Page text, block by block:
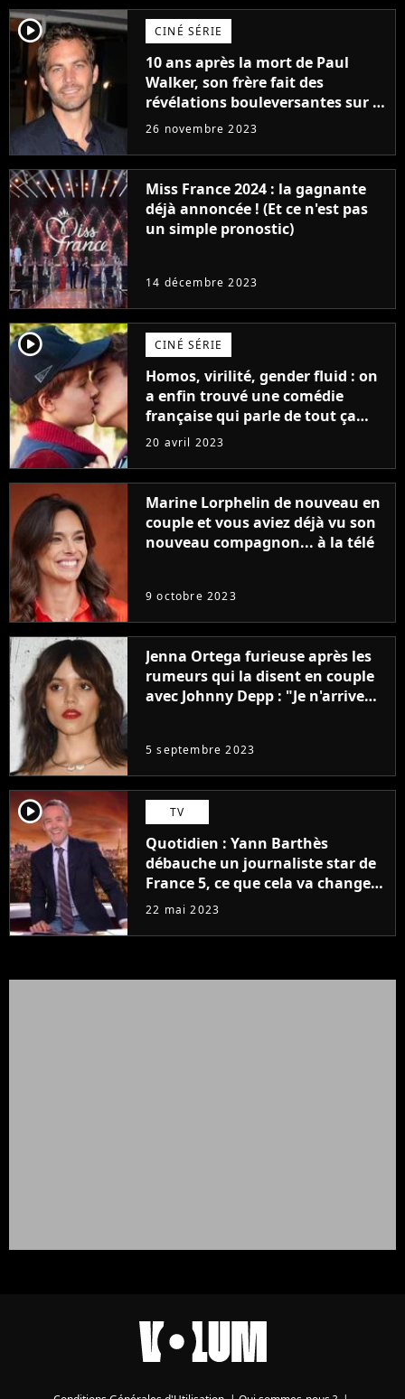
player2 CINÉ SÉRIE
10 ans après la mort de Paul
Walker, son frère fait des
révélations bouleversantes sur la
réaction des acteurs de Fast and
26 novembre 2023
Miss France 2024 : la gagnante
déjà annoncée ! (Et ce n'est pas
un simple pronostic)
14 décembre 2023
player2 CINÉ SÉRIE
Homos, virilité, gender fluid : on
a enfin trouvé une comédie
française qui parle de tout ça
sans être super ringarde
20 avril 2023
Marine Lorphelin de nouveau en
couple et vous aviez déjà vu son
nouveau compagnon... à la télé
9 octobre 2023
Jenna Ortega furieuse après les
rumeurs qui la disent en couple
avec Johnny Depp : "Je n'arrive
5 septembre 2023
player2 TV
Quotidien : Yann Barthès
débauche un journaliste star de
France 5, ce que cela va changer
à la rentrée
22 mai 2023